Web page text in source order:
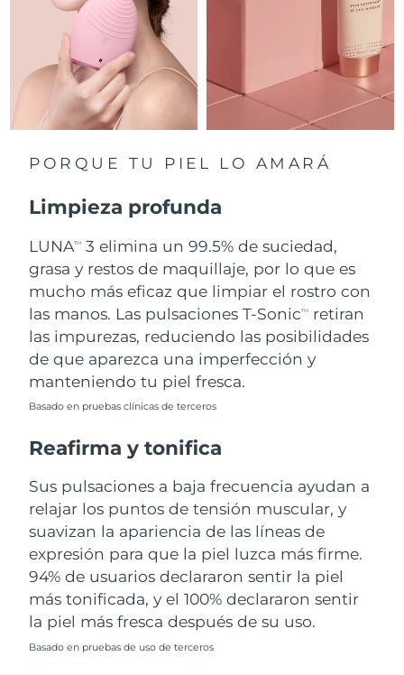
PORQUE TU PIEL LO AMARÁ
Limpieza profunda
LUNATM
3 elimina un 99.5% de suciedad,
grasa y restos de maquillaje, por lo que es
mucho más eficaz que limpiar el rostro con
las manos. Las pulsaciones T-SonicTM
retiran
las impurezas, reduciendo las posibilidades
de que aparezca una imperfección y
manteniendo tu piel fresca.
Basado en pruebas clínicas de terceros
Reafirma y tonifica
Sus pulsaciones a baja frecuencia ayudan a
relajar los puntos de tensión muscular, y
suavizan la apariencia de las líneas de
expresión para que la piel luzca más firme.
94% de usuarios declararon sentir la piel
más tonificada, y el 100% declararon sentir
la piel más fresca después de su uso.
Basado en pruebas de uso de terceros
Singapur 8/10/26
Eslovaquia 8/8/26
Eslovenia Entrega prevista 8/8/26
Suecia Entrega prevista 8/8/26
Suiza Entrega prevista8/8/26
Taiwán Entrega prevista
Turquía
Emiratos Árabes
Unidos
Entrega prevista8/9/26
Reino Unido Entrega prevista
Estados Unidos Entrega prevista8/9/26
Uzbekistán Entrega prevista